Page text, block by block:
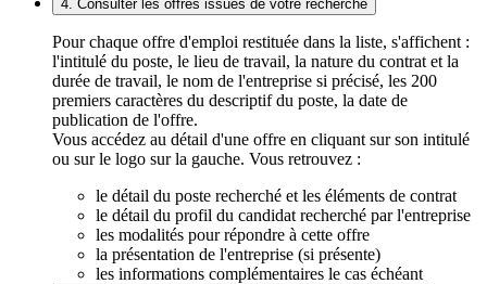
4. Consulter les offres issues de votre recherche
Pour chaque offre d'emploi restituée dans la liste, s'affichent :
l'intitulé du poste, le lieu de travail, la nature du contrat et la
durée de travail, le nom de l'entreprise si précisé, les 200
premiers caractères du descriptif du poste, la date de
publication de l'offre.
Vous accédez au détail d'une offre en cliquant sur son intitulé
ou sur le logo sur la gauche. Vous retrouvez :
le détail du poste recherché et les éléments de contrat
le détail du profil du candidat recherché par l'entreprise
les modalités pour répondre à cette offre
la présentation de l'entreprise (si présente)
les informations complémentaires le cas échéant